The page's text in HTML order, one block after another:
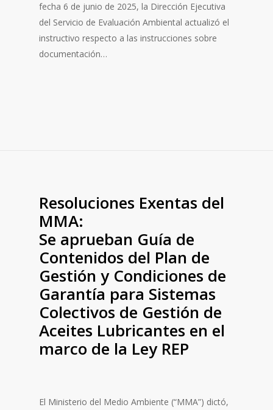
fecha 6 de junio de 2025, la Dirección Ejecutiva
del Servicio de Evaluación Ambiental actualizó el
instructivo respecto a las instrucciones sobre
documentación…
Resoluciones Exentas del
MMA:
Se aprueban Guía de
Contenidos del Plan de
Gestión y Condiciones de
Garantía para Sistemas
Colectivos de Gestión de
Aceites Lubricantes en el
marco de la Ley REP
El Ministerio del Medio Ambiente (“MMA”) dictó,